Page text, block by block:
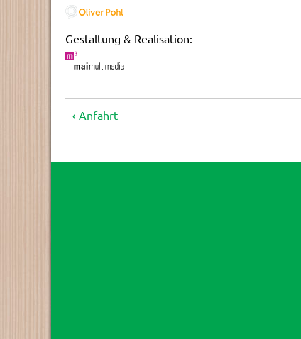
Gestaltung & Realisation:
Anfahrt